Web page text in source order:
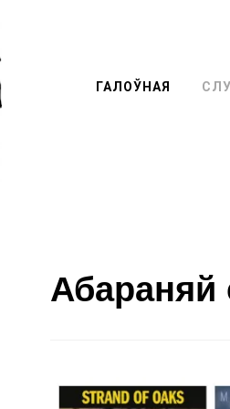
ГАЛОЎНАЯ
Абараняй